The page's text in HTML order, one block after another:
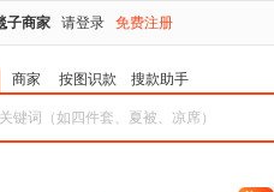
子商家 请登录 免费注册
商家 按图识款 搜款助手